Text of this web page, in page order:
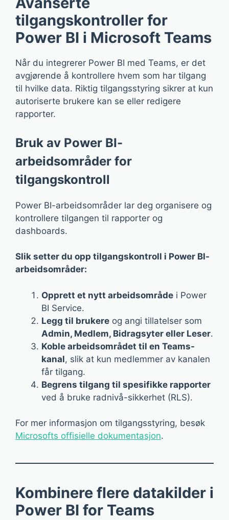
tilgangskontroller for
Power BI i Microsoft Teams
Når du integrerer Power BI med Teams, er det
avgjørende å kontrollere hvem som har tilgang
til hvilke data. Riktig tilgangsstyring sikrer at kun
autoriserte brukere kan se eller redigere
rapporter.
Bruk av Power BI-
arbeidsområder for
tilgangskontroll
Power BI-arbeidsområder lar deg organisere og
kontrollere tilgangen til rapporter og
dashboards.
Slik setter du opp tilgangskontroll i Power BI-
arbeidsområder:
Opprett et nytt arbeidsområde i Power
BI Service.
Legg til brukere og angi tillatelser som
Admin, Medlem, Bidragsyter eller Leser.
Koble arbeidsområdet til en Teams-
kanal, slik at kun medlemmer av kanalen
får tilgang.
Begrens tilgang til spesifikke rapporter
ved å bruke radnivå-sikkerhet (RLS).
For mer informasjon om tilgangsstyring, besøk
Microsofts offisielle dokumentasjon.
Kombinere flere datakilder i
Power BI for Teams